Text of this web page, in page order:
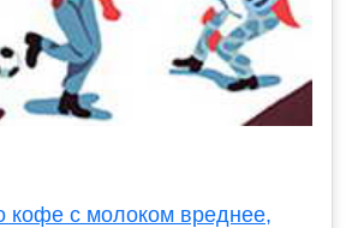
кофе с молоком вреднее,